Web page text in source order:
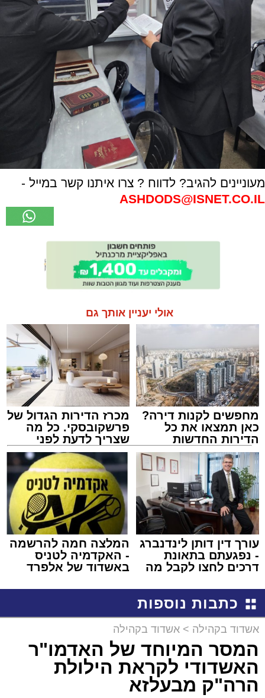
מעוניינים להגיב? לדווח ? צרו איתנו קשר במייל -
ASHDODS@ISNET.CO.IL
אולי יעניין אותך גם
מחפשים לקנות דירה?
כאן תמצאו את כל
הדירות החדשות
למכירה באשדוד >>>
מכרז הדירות הגדול של
פרשקובסקי. כל מה
שצריך לדעת לפני
שמגישים הצעה לדירה
באשדוד
עורך דין דותן לינדנברג
- נפגעתם בתאונת
דרכים לחצו לקבל מה
המלצה חמה להרשמה
- האקדמיה לטניס
באשדוד של אלפרד
כתבות נוספות
אשדוד בקהילה > אשדוד בקהילה
המסר המיוחד של האדמו"ר
האשדודי לקראת הילולת
הרה"ק מבעלזא